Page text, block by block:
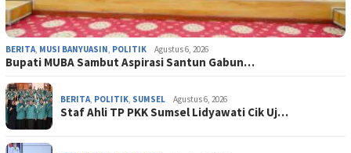
BERITA, MUSI BANYUASIN, POLITIK Agustus 6, 2026
Bupati MUBA Sambut Aspirasi Santun Gabun…
BERITA, POLITIK, SUMSEL Agustus 6, 2026
Staf Ahli TP PKK Sumsel Lidyawati Cik Uj…